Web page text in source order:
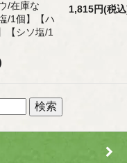
/在庫な
/1個】【ハ
【シソ塩/1
1,815円(税